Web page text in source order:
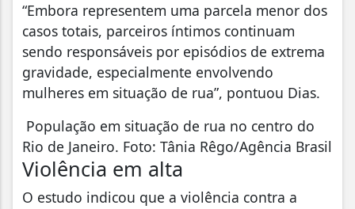
“Embora representem uma parcela menor dos
casos totais, parceiros íntimos continuam
sendo responsáveis por episódios de extrema
gravidade, especialmente envolvendo
mulheres em situação de rua”, pontuou Dias.
População em situação de rua no centro do
Rio de Janeiro. Foto: Tânia Rêgo/Agência Brasil
Violência em alta
O estudo indicou que a violência contra a